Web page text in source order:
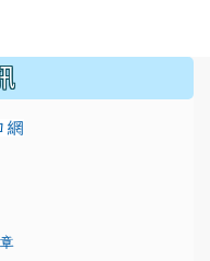
網
modules/